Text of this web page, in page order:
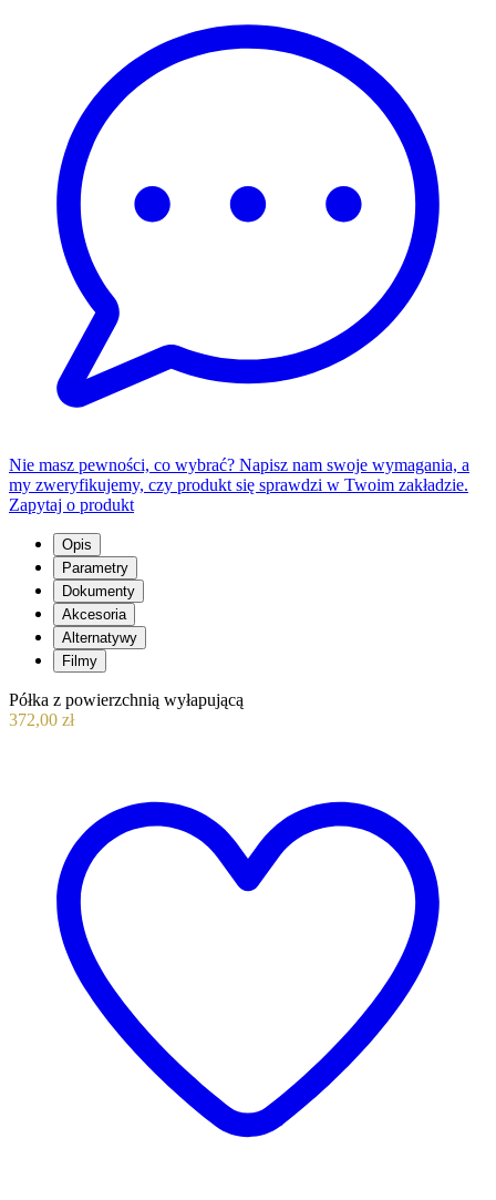
Nie masz pewności, co wybrać? Napisz nam swoje wymagania, a
my zweryfikujemy, czy produkt się sprawdzi w Twoim zakładzie.
Zapytaj o produkt
Opis
Parametry
Dokumenty
Akcesoria
Alternatywy
Filmy
Półka z powierzchnią wyłapującą
372,00 zł